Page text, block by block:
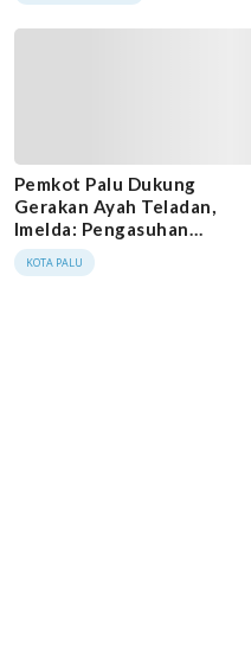
Pemkot Palu Dukung
Gerakan Ayah Teladan,
Imelda: Pengasuhan
Berkualitas Kunci Lahirkan
Generasi Emas
KOTA PALU